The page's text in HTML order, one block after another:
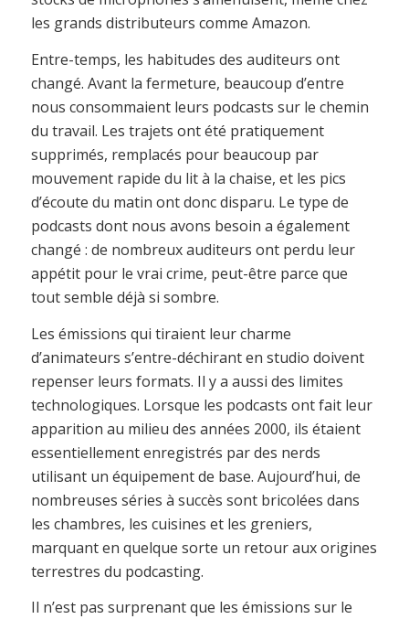
les grands distributeurs comme Amazon.
Entre-temps, les habitudes des auditeurs ont
changé. Avant la fermeture, beaucoup d’entre
nous consommaient leurs podcasts sur le chemin
du travail. Les trajets ont été pratiquement
supprimés, remplacés pour beaucoup par
mouvement rapide du lit à la chaise, et les pics
d’écoute du matin ont donc disparu. Le type de
podcasts dont nous avons besoin a également
changé : de nombreux auditeurs ont perdu leur
appétit pour le vrai crime, peut-être parce que
tout semble déjà si sombre.
Les émissions qui tiraient leur charme
d’animateurs s’entre-déchirant en studio doivent
repenser leurs formats. Il y a aussi des limites
technologiques. Lorsque les podcasts ont fait leur
apparition au milieu des années 2000, ils étaient
essentiellement enregistrés par des nerds
utilisant un équipement de base. Aujourd’hui, de
nombreuses séries à succès sont bricolées dans
les chambres, les cuisines et les greniers,
marquant en quelque sorte un retour aux origines
terrestres du podcasting.
Il n’est pas surprenant que les émissions sur le